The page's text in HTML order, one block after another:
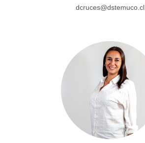
dcruces@dstemuco.cl